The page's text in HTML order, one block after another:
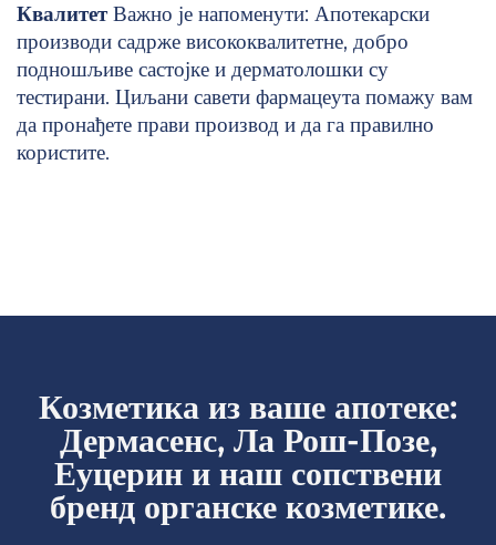
Квалитет Важно је напоменути: Апотекарски
производи садрже висококвалитетне, добро
подношљиве састојке и дерматолошки су
тестирани. Циљани савети фармацеута помажу вам
да пронађете прави производ и да га правилно
користите.
Козметика из ваше апотеке:
Дермасенс, Ла Рош-Позе,
Еуцерин и наш сопствени
бренд органске козметике.